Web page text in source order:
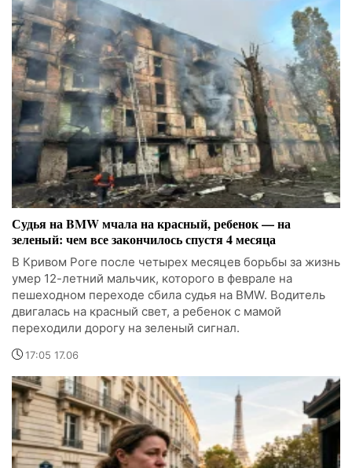
Судья на BMW мчала на красный, ребенок — на
зеленый: чем все закончилось спустя 4 месяца
В Кривом Роге после четырех месяцев борьбы за жизнь
умер 12-летний мальчик, которого в феврале на
пешеходном переходе сбила судья на BMW. Водитель
двигалась на красный свет, а ребенок с мамой
переходили дорогу на зеленый сигнал.
17:05 17.06